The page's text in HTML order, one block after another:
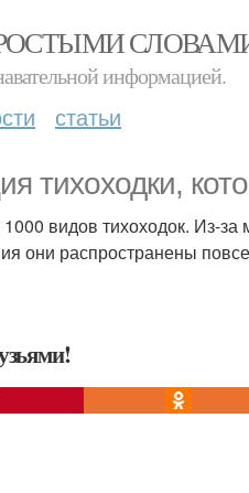
информацией.
статьи
тихоходки,
видов тихоходок. Из-за
они распространены